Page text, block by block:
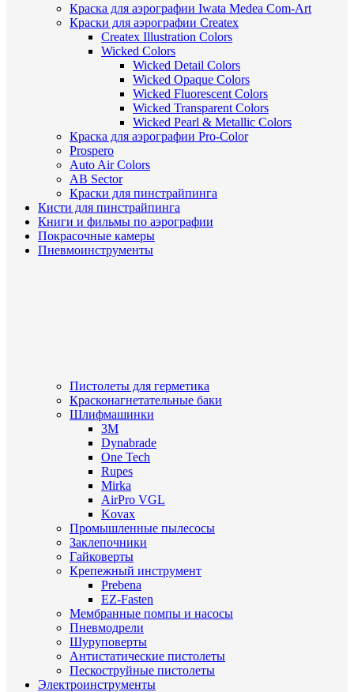
Краска для аэрографии Iwata Medea Com-Art
Краски для аэрографии Createx
Createx Illustration Colors
Wicked Colors
Wicked Detail Colors
Wicked Opaque Colors
Wicked Fluorescent Colors
Wicked Transparent Colors
Wicked Pearl & Metallic Colors
Краска для аэрографии Pro-Color
Prospero
Auto Air Colors
AB Sector
Краски для пинстрайпинга
Кисти для пинстрайпинга
Книги и фильмы по аэрографии
Покрасочные камеры
Пневмоинструменты
Пистолеты для герметика
Красконагнетательные баки
Шлифмашинки
3M
Dynabrade
One Tech
Rupes
Mirka
AirPro VGL
Kovax
Промышленные пылесосы
Заклепочники
Гайковерты
Крепежный инструмент
Prebena
EZ-Fasten
Мембранные помпы и насосы
Пневмодрели
Шуруповерты
Антистатические пистолеты
Пескоструйные пистолеты
Электроинструменты